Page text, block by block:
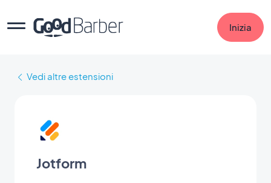
Inizia
Vedi altre estensioni
Jotform